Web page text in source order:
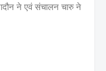
ने एवं संचालन चारु ने